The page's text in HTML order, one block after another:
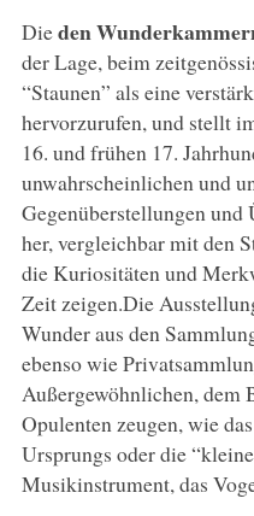
Dieden
der Lage, beim
“Staunen” als eine
hervorzurufen, und stellt
16. und frühen 17.
unwahrscheinlichen und
Gegenüberstellungen
her, vergleichbar mit den
die Kuriositäten und
Zeit zeigen.Die
Wunder aus den
ebenso wie
Außergewöhnlichen, dem
Opulenten zeugen, wie
Ursprungs oder die
Musikinstrument, das